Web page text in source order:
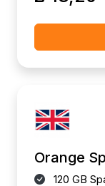
Orange
120 GB